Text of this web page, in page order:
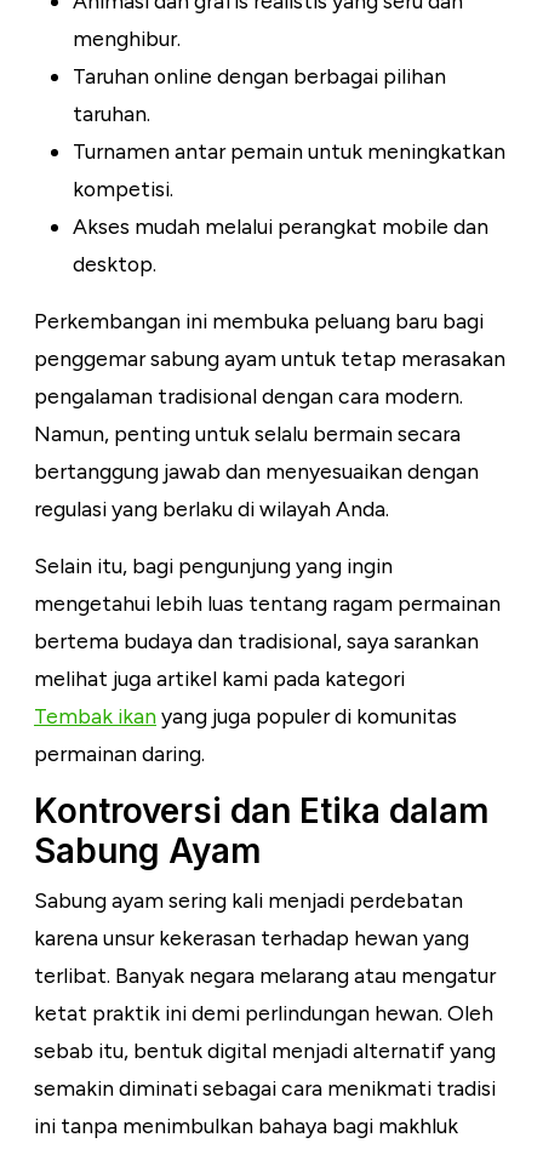
menghibur.
Taruhan online dengan berbagai pilihan
taruhan.
Turnamen antar pemain untuk meningkatkan
kompetisi.
Akses mudah melalui perangkat mobile dan
desktop.
Perkembangan ini membuka peluang baru bagi
penggemar sabung ayam untuk tetap merasakan
pengalaman tradisional dengan cara modern.
Namun, penting untuk selalu bermain secara
bertanggung jawab dan menyesuaikan dengan
regulasi yang berlaku di wilayah Anda.
Selain itu, bagi pengunjung yang ingin
mengetahui lebih luas tentang ragam permainan
bertema budaya dan tradisional, saya sarankan
melihat juga artikel kami pada kategori
Tembak ikanyang juga populer di komunitas
permainan daring.
Kontroversi dan Etika dalam
Sabung Ayam
Sabung ayam sering kali menjadi perdebatan
karena unsur kekerasan terhadap hewan yang
terlibat. Banyak negara melarang atau mengatur
ketat praktik ini demi perlindungan hewan. Oleh
sebab itu, bentuk digital menjadi alternatif yang
semakin diminati sebagai cara menikmati tradisi
ini tanpa menimbulkan bahaya bagi makhluk